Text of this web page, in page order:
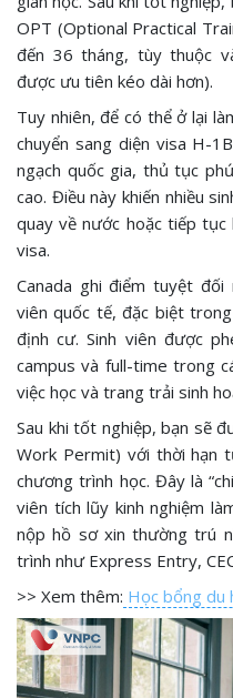
OPT (Optional Practical
đến 36 tháng, tùy thuộc
được ưu tiên kéo dài hơn).
Tuy nhiên, để có thể ở lại
chuyển sang diện visa H-
ngạch quốc gia, thủ tục
cao. Điều này khiến nhiều
quay về nước hoặc tiếp
visa.
Canada ghi điểm tuyệt
viên quốc tế, đặc biệt
định cư. Sinh viên được
campus và full-time trong
việc học và trang trải sinh
Sau khi tốt nghiệp, bạn sẽ
Work Permit) với thời hạn
chương trình học. Đây là
viên tích lũy kinh nghiệm
nộp hồ sơ xin thường trú
trình như Express Entry,
>> Xem thêm: Học bổng du